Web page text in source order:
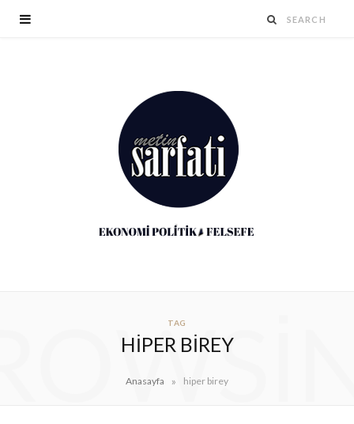
TAG
HIPER BIREY
Anasayfa » hiper birey